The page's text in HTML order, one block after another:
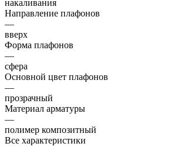
накаливания
Направление плафонов
—
вверх
Форма плафонов
—
сфера
Основной цвет плафонов
—
прозрачный
Материал арматуры
—
полимер композитный
Все характеристики